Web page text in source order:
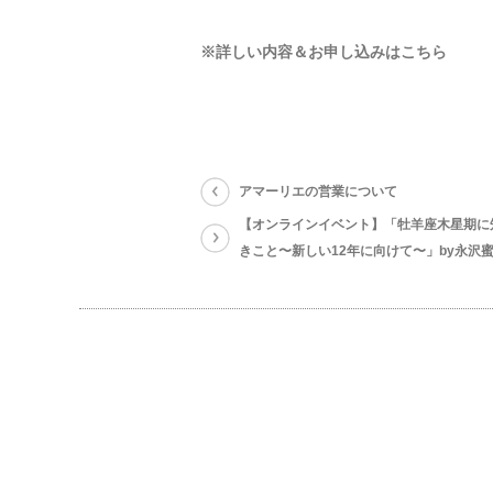
※詳しい内容＆お申し込みはこちら
アマーリエの営業について
【オンラインイベント】「牡羊座木星期
きこと〜新しい12年に向けて〜」by永沢